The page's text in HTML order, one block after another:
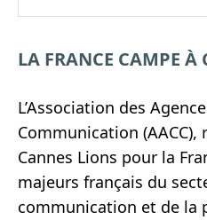
LA FRANCE CAMPE À
L’Association des
Communication
Cannes Lions pour la
majeurs français du
communication et de la